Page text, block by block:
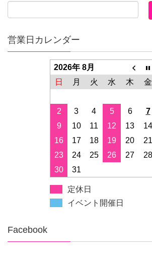
営業日カレンダー
2026年 8月
日
月 火 水 木 金
2
3 4 5 6 7
9
10 11 12 13 14
16
17 18 19 20 21
23
24 25 26 27 28
30
31
定休日
イベント開催日
Facebook